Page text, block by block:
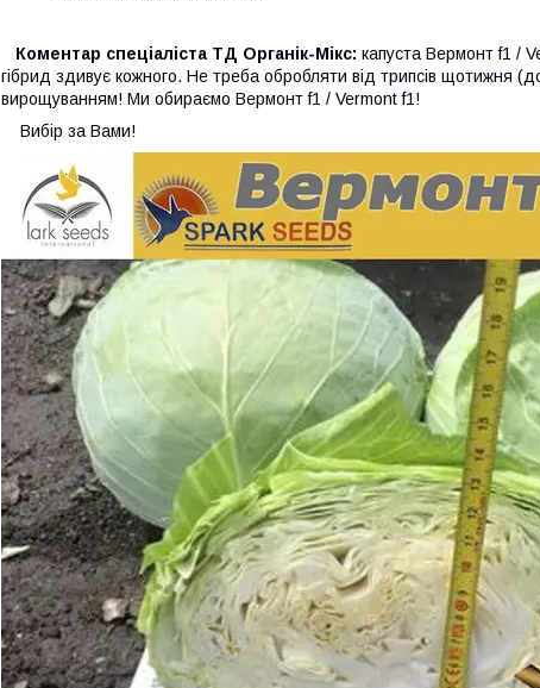
Коментар спеціаліста ТД Органік-Мікс: капуста Вермонт f1 /
гібрид здивує кожного. Не треба обробляти від трипсів щотижня
вирощуванням! Ми обираємо Вермонт f1 / Vermont f1!
Вибір за Вами!